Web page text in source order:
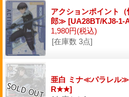
アクションポイント
郎≫ [UA28BT/KJ8-1-
1,980円(税込)
[在庫数 3点]
亜白 ミナ≪パラレル≫
R★★]